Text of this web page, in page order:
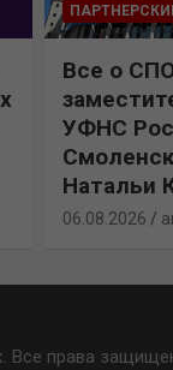
Все о
УФНС
Натальи
06.08.2026
Все права